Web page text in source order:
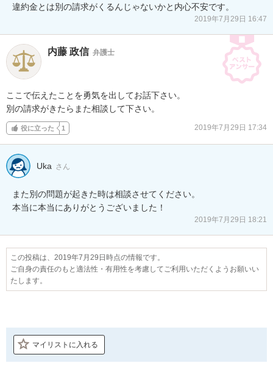
違約金とは別の請求がくるんじゃないかと内心不安です。
2019年7月29日 16:47
内藤 政信 弁護士
ここで伝えたことを勇気を出してお話下さい。
別の請求がきたらまた相談して下さい。
役に立った 1 2019年7月29日 17:34
Uka さん
また別の問題が起きた時は相談させてください。
本当に本当にありがとうございました！
2019年7月29日 18:21
この投稿は、2019年7月29日時点の情報です。
ご自身の責任のもと適法性・有用性を考慮してご利用いただくようお願いい
たします。
マイリストに入れる